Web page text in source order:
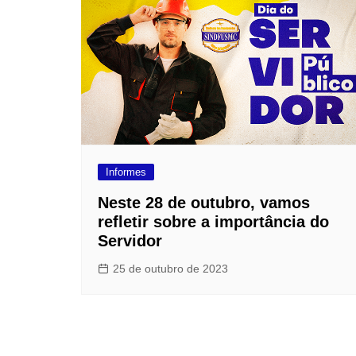
Informes
Neste 28 de outubro, vamos
refletir sobre a importância do
Servidor
25 de outubro de 2023